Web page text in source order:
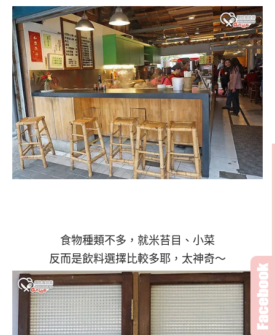
食物種類不多，就米苔目、小菜
反而是飲料選擇比較多耶，太神奇～